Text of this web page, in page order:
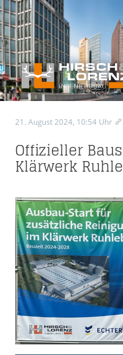
21. August 2024, 10:54 Uhr
Offizieller
Klärwerk